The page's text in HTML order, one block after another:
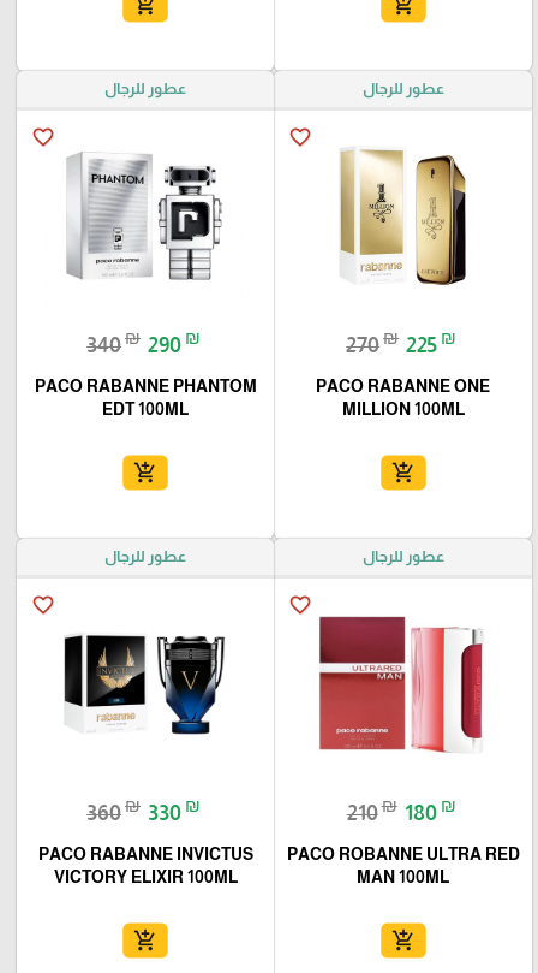
add_shopping_cart
add_shopping_cart
عطور للرجال
favorite_border
270₪ 225 ₪
PACO RABANNE ONE
MILLION 100ML
add_shopping_cart
عطور للرجال
favorite_border
340₪ 290 ₪
PACO RABANNE PHANTOM
EDT 100ML
add_shopping_cart
عطور للرجال
favorite_border
210₪ 180 ₪
PACO ROBANNE ULTRA RED
MAN 100ML
add_shopping_cart
عطور للرجال
favorite_border
360₪ 330 ₪
PACO RABANNE INVICTUS
VICTORY ELIXIR 100ML
add_shopping_cart